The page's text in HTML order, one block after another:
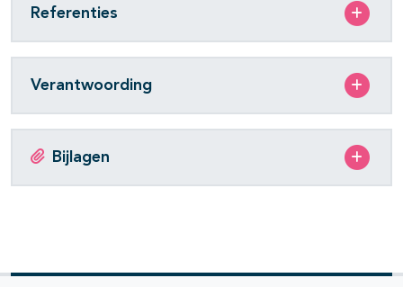
Referenties
Verantwoording
Bijlagen